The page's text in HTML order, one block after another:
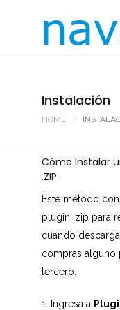
Instalación
HOME
Cómo Instalar
.ZIP
Este método
plugin .zip para
cuando
compras alguno
tercero.
1. Ingresa a